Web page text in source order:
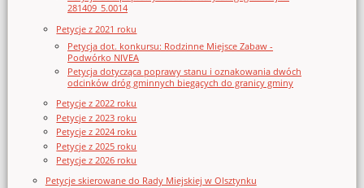
281409_5.0014
Petycje z 2021 roku
Petycja dot. konkursu: Rodzinne Miejsce Zabaw -
Podwórko NIVEA
Petycja dotycząca poprawy stanu i oznakowania dwóch
odcinków dróg gminnych biegących do granicy gminy
Petycje z 2022 roku
Petycje z 2023 roku
Petycje z 2024 roku
Petycje z 2025 roku
Petycje z 2026 roku
Petycje skierowane do Rady Miejskiej w Olsztynku